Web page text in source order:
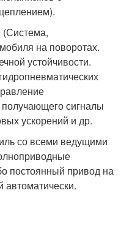
(Система,
на поворотах.
устойчивости.
сигналы
ускорений и др.
со всеми ведущими
постоянный привод на